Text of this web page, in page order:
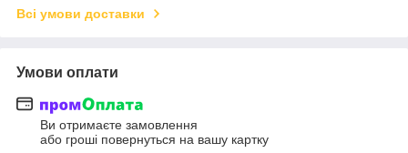
Всі умови доставки
Умови оплати
Ви отримаєте замовлення
або гроші повернуться на вашу картку